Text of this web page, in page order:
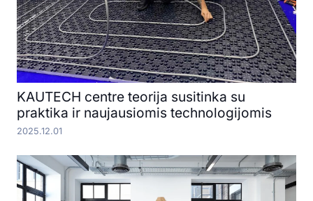
KAUTECH centre teorija susitinka su
praktika ir naujausiomis technologijomis
2025.12.01